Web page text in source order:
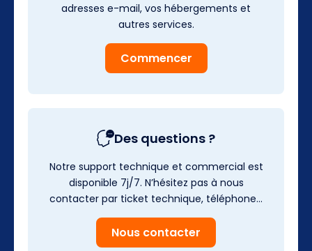
adresses e-mail, vos hébergements et
autres services.
Commencer
Des questions ?
Notre support technique et commercial est
disponible 7j/7. N’hésitez pas à nous
contacter par ticket technique, téléphone…
Nous contacter